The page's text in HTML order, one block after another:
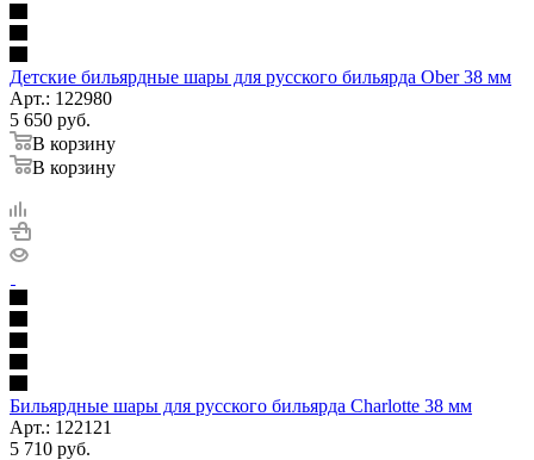
Детские бильярдные шары для русского бильярда Ober 38 мм
Арт.: 122980
5 650 руб.
В корзину
В корзину
Бильярдные шары для русского бильярда Charlotte 38 мм
Арт.: 122121
5 710 руб.